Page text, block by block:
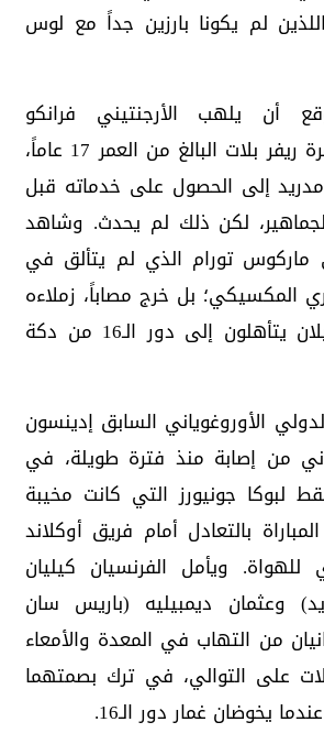
لم يكونا بارزين جداً مع لوس
أن يلهب الأرجنتيني فرانكو
ماستانتوونو، جوهرة ريفر بلات البالغ من العمر 17 عاماً،
إلى الحصول على خدماته قبل
لكن ذلك لم يحدث. وشاهد
ماركوس تورام الذي لم يتألق في
المكسيكي؛ بل خرج مصاباً، زملاءه
في فريق إنتر ميلان يتأهلون إلى دور الـ16 من دكة
الأوروغوياني السابق إدينسون
من إصابة منذ فترة طويلة، في
لبوكا جونيورز التي كانت مخيبة
بالتعادل أمام فريق أوكلاند
للهواة. ويأمل الفرنسيان كيليان
وعثمان ديمبيليه (باريس سان
من التهاب في المعدة والأمعاء
على التوالي، في ترك بصمتهما
يخوضان غمار دور الـ16.